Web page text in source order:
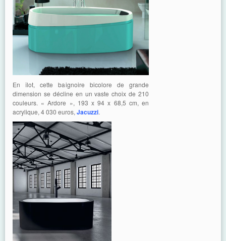
En îlot, cette baignoire bicolore de grande
dimension se décline en un vaste choix de 210
couleurs. « Ardore », 193 x 94 x 68,5 cm, en
acrylique, 4 030 euros, Jacuzzi.